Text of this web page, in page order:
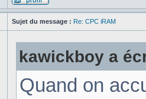
Sujet du message : Re: CPC iRAM
kawickboy a
Quand on